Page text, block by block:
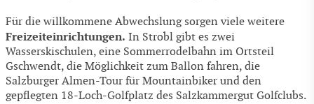
Für die willkommene Abwechslung sorgen viele weitere
Freizeiteinrichtungen. In Strobl gibt es zwei
Wasserskischulen, eine Sommerrodelbahn im Ortsteil
Gschwendt, die Möglichkeit zum Ballon fahren, die
Salzburger Almen-Tour für Mountainbiker und den
gepflegten 18-Loch-Golfplatz des Salzkammergut Golfclubs.